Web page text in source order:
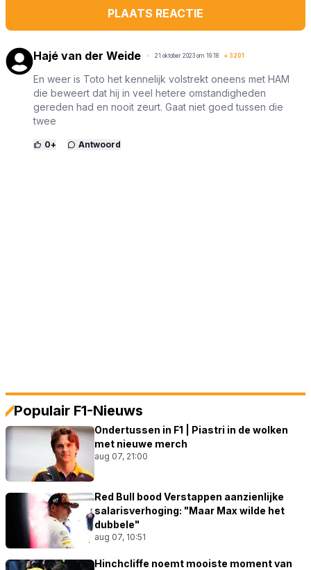
PLAATS REACTIE
Hajé van der Weide 21 oktober 2023 om 19:18 + 3201
En weer is Toto het kennelijk volstrekt oneens met HAM
die beweert dat hij in veel hetere omstandigheden
gereden had en nooit zeurt. Gaat niet goed tussen die
twee
0+ Antwoord
Populair F1-Nieuws
Ondertussen in F1 | Piastri in de wolken
met nieuwe merch
aug 07, 21:00
Red Bull bood Verstappen aanzienlijke
salarisverhoging: "Maar Max wilde het
dubbele"
aug 07, 10:51
Hinchcliffe noemt mooiste moment van